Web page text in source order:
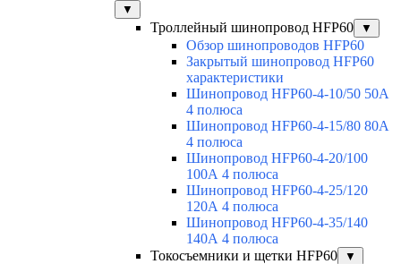
▼
Троллейный шинопровод HFP60 ▼
Обзор шинопроводов HFP60
Закрытый шинопровод HFP60
характеристики
Шинопровод HFP60-4-10/50 50А
4 полюса
Шинопровод HFP60-4-15/80 80А
4 полюса
Шинопровод HFP60-4-20/100
100А 4 полюса
Шинопровод HFP60-4-25/120
120А 4 полюса
Шинопровод HFP60-4-35/140
140А 4 полюса
Токосъемники и щетки HFP60
▼